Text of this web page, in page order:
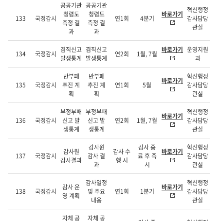
133 국정감시
공공기관
청렴도
측정 결
과
공공기관
청렴도
측정 결
과
연1회 4분기 바로가기 혁신행정
감사담당
관실
134 국정감시 겸직신고
발생통계
겸직신고
발생통계
연2회 1월, 7월 바로가기 운영지원
과
135 국정감시
반부패
추진 계
획
반부패
추진 계
획
연1회 5월 바로가기 혁신행정
감사담당
관실
136 국정감시
부정부패
신고 발
생통계
부정부패
신고 발
생통계
연2회 1월, 7월 바로가기 혁신행정
감사담당
관실
137 국정감시
감사원
감사결과
감사원
감사 결
과
감사 수
행 시
감사 종
료 후 즉
시
바로가기 혁신행정
감사담당
관실
138 국정감시
감사 운
영 계획
감사일정
및 주요
내용
연1회 1분기 바로가기 혁신행정
감사담당
관실
자체 공
자체 공